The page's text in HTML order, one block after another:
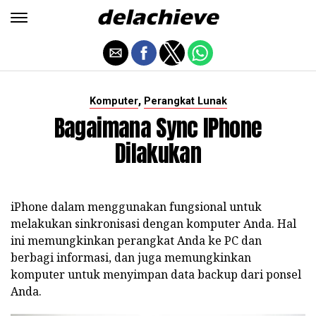
Komputer, Perangkat Lunak
Bagaimana Sync IPhone
Dilakukan
iPhone dalam menggunakan fungsional untuk
melakukan sinkronisasi dengan komputer Anda. Hal
ini memungkinkan perangkat Anda ke PC dan
berbagi informasi, dan juga memungkinkan
komputer untuk menyimpan data backup dari ponsel
Anda.